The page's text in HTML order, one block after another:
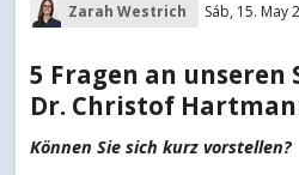
Zarah Westrich Sáb, 15. May
5 Fragen an
Dr. Christof
Können Sie sich kurz vorstellen?